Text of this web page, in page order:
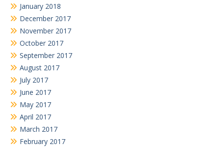
January 2018
December 2017
November 2017
October 2017
September 2017
August 2017
July 2017
June 2017
May 2017
April 2017
March 2017
February 2017